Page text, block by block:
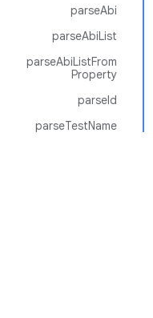
parseAbi
parseAbiList
parseAbiListFrom
Property
parseId
parseTestName